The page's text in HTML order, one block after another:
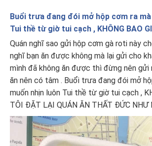
Buổi trưa đang đói mở hộp cơm ra
Tui thề từ giờ tui cạch , KHÔNG BAO
Quán nghĩ sao gửi hộp cơm gà roti này
nghĩ bạn ăn được không mà lại gửi cho
mình đã không ăn được thì đừng nên gửi
ăn nên có tâm . Buổi trưa đang đói mở
muốn nhịn luôn Tui thề từ giờ tui cạch ,
TÔI ĐẶT LẠI QUÁN ĂN THẤT ĐỨC NHƯ